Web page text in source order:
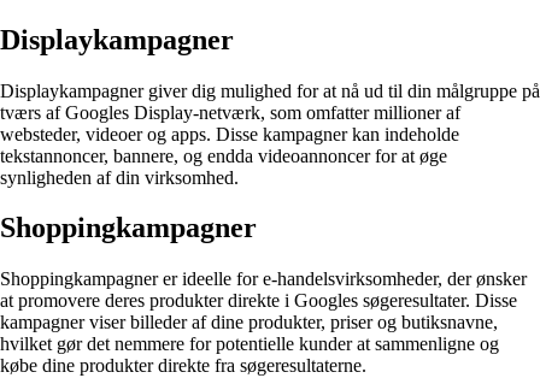
Displaykampagner
Displaykampagner giver dig mulighed for at nå ud til din målgruppe på
tværs af Googles Display-netværk, som omfatter millioner af
websteder, videoer og apps. Disse kampagner kan indeholde
tekstannoncer, bannere, og endda videoannoncer for at øge
synligheden af din virksomhed.
Shoppingkampagner
Shoppingkampagner er ideelle for e-handelsvirksomheder, der ønsker
at promovere deres produkter direkte i Googles søgeresultater. Disse
kampagner viser billeder af dine produkter, priser og butiksnavne,
hvilket gør det nemmere for potentielle kunder at sammenligne og
købe dine produkter direkte fra søgeresultaterne.